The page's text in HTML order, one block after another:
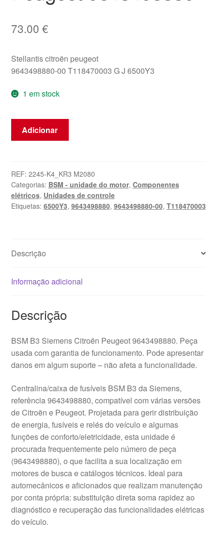
73.00 €
Stellantis citroën peugeot
9643498880-00 T118470003 G J 6500Y3
1 em stock
Quantidade
B3
Siemens
Citroën
Peugeot
Adicionar
REF: 2245-K4_KR3 M2080
Categorias: BSM - unidade do motor, Componentes
elétricos, Unidades de controle
Etiquetas: 6500Y3, 9643498880, 9643498880-00, T118470003
Descrição
Informação adicional
Descrição
BSM B3 Siemens Citroën Peugeot 9643498880. Peça
usada com garantia de funcionamento. Pode apresentar
danos em algum suporte – não afeta a funcionalidade.
Centralina/caixa de fusíveis BSM B3 da Siemens,
referência 9643498880, compatível com várias versões
de Citroën e Peugeot. Projetada para gerir distribuição
de energia, fusíveis e relés do veículo e algumas
funções de conforto/eletricidade, esta unidade é
procurada frequentemente pelo número de peça
(9643498880), o que facilita a sua localização em
motores de busca e catálogos técnicos. Ideal para
automecânicos e aficionados que realizam manutenção
por conta própria: substituição direta soma rapidez ao
diagnóstico e recuperação das funcionalidades elétricas
do veículo.